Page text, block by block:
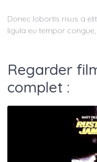
Donec lobortis risus a
ligula eu tempor
Regarder
complet :